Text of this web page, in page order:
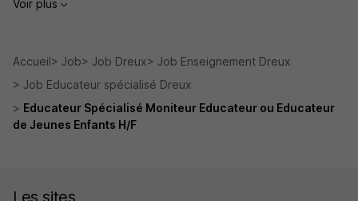
Voir plus
Accueil Job Job Dreux
Job Enseignement Dreux
Job Educateur spécialisé Dreux
Educateur Spécialisé Moniteur Educateur ou Educateur
de Jeunes Enfants H/F
Les sites